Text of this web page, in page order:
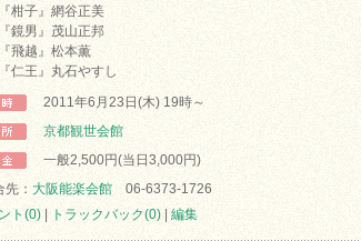
柑子』網谷正美
鏡男』茂山正邦
飛越』松本薫
仁王』丸石やすし
2011年6月23日(木) 19時～
京都観世会館
一般2,500円(当日3,000円)
： 大阪能楽会館 06-6373-1726
ト(0)
トラックバック(0) 編集